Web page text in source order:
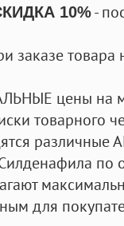
10%-
заказе
цены на
товарного
по
для